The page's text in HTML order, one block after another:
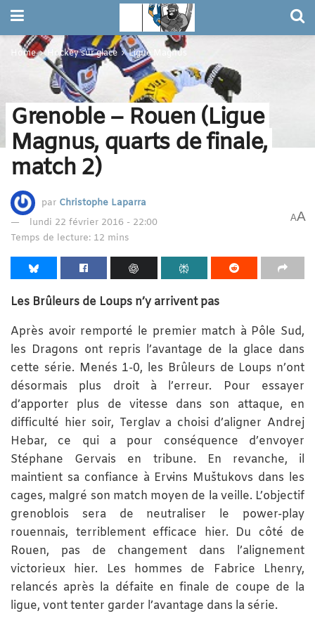
Home Hockey sur glace Ligue Magnus
Grenoble – Rouen (Ligue
Magnus, quarts de finale,
match 2)
par Christophe Laparra
lundi 22 février 2016 - 22:00
Temps de lecture: 12 mins
AA
Les Brûleurs de Loups n’y arrivent pas
Après avoir remporté le premier match à Pôle Sud,
les Dragons ont repris l’avantage de la glace dans
cette série. Menés 1-0, les Brûleurs de Loups n’ont
désormais plus droit à l’erreur. Pour essayer
d’apporter plus de vitesse dans son attaque, en
difficulté hier soir, Terglav a choisi d’aligner Andrej
Hebar, ce qui a pour conséquence d’envoyer
Stéphane Gervais en tribune. En revanche, il
maintient sa confiance à Ervīns Muštukovs dans les
cages, malgré son match moyen de la veille. L’objectif
grenoblois sera de neutraliser le power-play
rouennais, terriblement efficace hier. Du côté de
Rouen, pas de changement dans l’alignement
victorieux hier. Les hommes de Fabrice Lhenry,
relancés après la défaite en finale de coupe de la
ligue, vont tenter garder l’avantage dans la série.